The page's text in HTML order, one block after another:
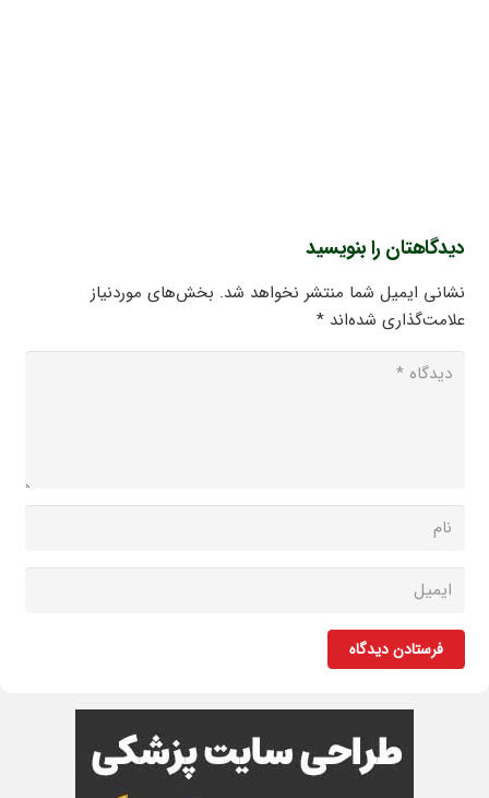
دیدگاهتان را بنویسید
نشانی ایمیل شما منتشر نخواهد شد. بخش‌های موردنیاز
علامت‌گذاری شده‌اند*
فرستادن دیدگاه